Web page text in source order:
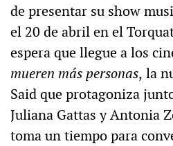
de presentar su show
el 20 de abril en el
espera que llegue a los
mueren más personas, la
Said que protagoniza
Juliana Gattas y Antonia
toma un tiempo para